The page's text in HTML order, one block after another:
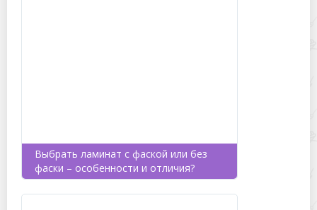
Выбрать ламинат с фаской или без
фаски – особенности и отличия?